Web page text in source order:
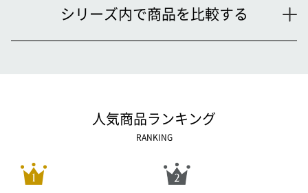
シリーズ内で商品を比較する
人気商品ランキング
RANKING